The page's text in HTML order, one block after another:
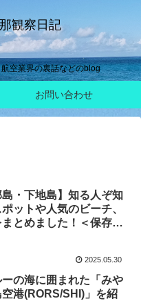
観察日記
空業界の裏話などのblog
お問い合わせ
島・下地島】知る人ぞ知
ットや人気のビーチ、
とめました！＜保存版
2025.05.30
の海に囲まれた「みや
空港(RORS/SHI)」を紹